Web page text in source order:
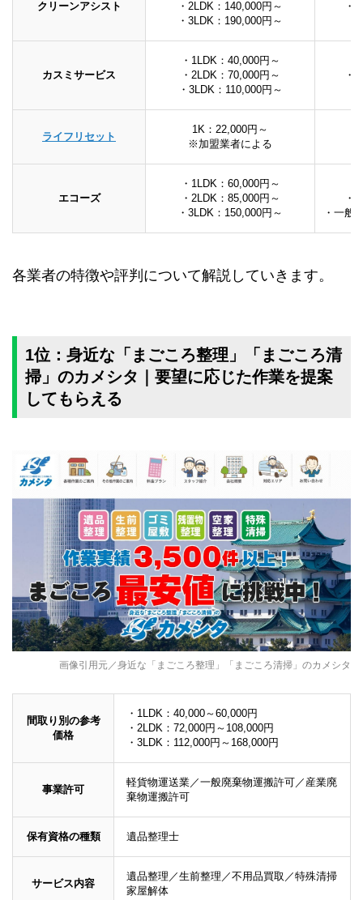
クリーンアシスト
・2LDK：140,000円～
・3LDK：190,000円～
・
カスミサービス
・1LDK：40,000円～
・2LDK：70,000円～
・3LDK：110,000円～
・
ライフリセット
1K：22,000円～
※加盟業者による
エコーズ
・1LDK：60,000円～
・2LDK：85,000円～
・3LDK：150,000円～
・
・一般
各業者の特徴や評判について解説していきます。
1位：身近な「まごころ整理」「まごころ清
掃」のカメシタ｜要望に応じた作業を提案
してもらえる
画像引用元／身近な「まごころ整理」「まごころ清掃」のカメシタ
間取り別の参考
価格
・1LDK：40,000～60,000円
・2LDK：72,000円～108,000円
・3LDK：112,000円～168,000円
事業許可
軽貨物運送業／一般廃棄物運搬許可／産業廃
棄物運搬許可
保有資格の種類 遺品整理士
サービス内容
遺品整理／生前整理／不用品買取／特殊清掃
家屋解体